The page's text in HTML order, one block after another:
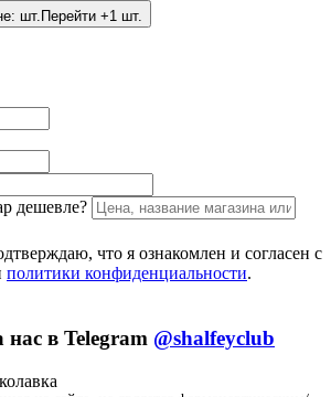
шт. Перейти +1 шт.
дешевле?
что я ознакомлен и согласен с
политики конфиденциальности.
в Telegram @shalfeyclub